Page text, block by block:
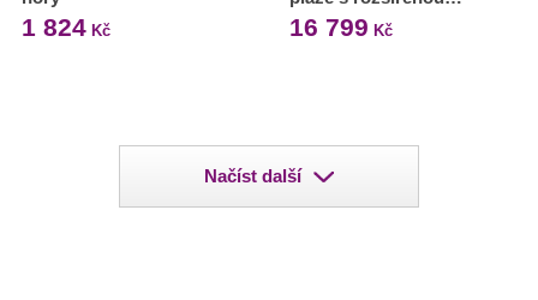
1 824 Kč 16 799 Kč
Načíst další